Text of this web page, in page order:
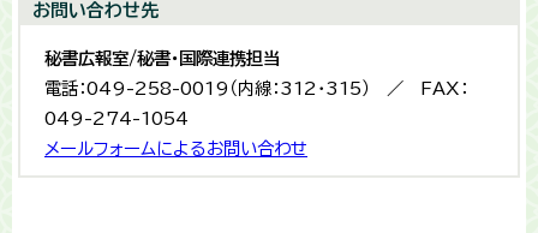
お問い合わせ先
秘書広報室/秘書・国際連携担当
電話：049-258-0019（内線：312・315） ／ FAX：
049-274-1054
メールフォームによるお問い合わせ